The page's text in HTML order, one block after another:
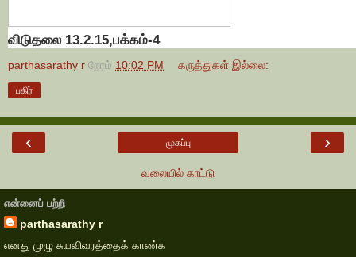
விடுதலை 13.2.15,பக்கம்-4
parthasarathy r நேரம் 10:02 PM கருத்துகள் இல்லை:
பகிர்
‹ ›
முகப்பு
வலையில் காட்டு
என்னைப் பற்றி
parthasarathy r
எனது முழு சுயவிவரத்தைக் காண்க